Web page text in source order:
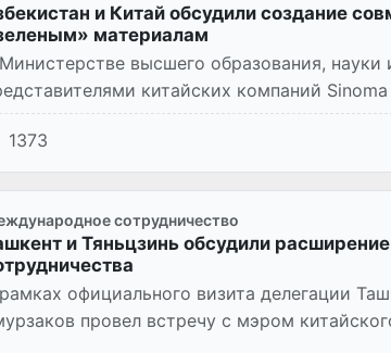
и Китай обсудили создание
материалам
высшего образования, науки
китайских компаний
(CBMA) и China Nat...
1373
сотрудничество
и Тяньцзинь обсудили
официального визита делегации
провел встречу с мэром